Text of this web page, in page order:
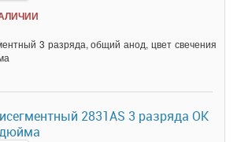
3 разряда, общий анод, цвет свечения
2831AS 3 разряда ОК